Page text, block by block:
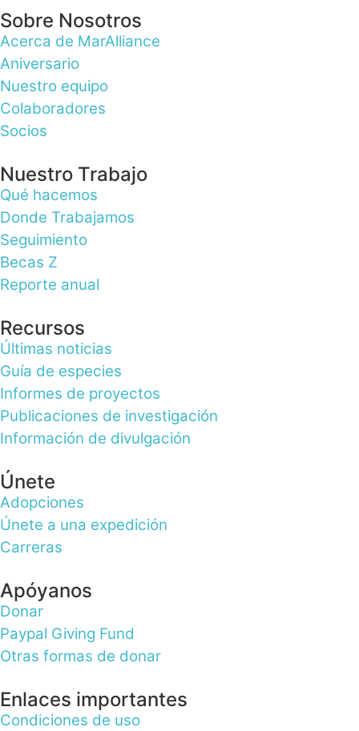
Sobre Nosotros
Acerca de MarAlliance
Aniversario
Nuestro equipo
Colaboradores
Socios
Nuestro Trabajo
Qué hacemos
Donde Trabajamos
Seguimiento
Becas Z
Reporte anual
Recursos
Últimas noticias
Guía de especies
Informes de proyectos
Publicaciones de investigación
Información de divulgación
Únete
Adopciones
Únete a una expedición
Carreras
Apóyanos
Donar
Paypal Giving Fund
Otras formas de donar
Enlaces importantes
Condiciones de uso